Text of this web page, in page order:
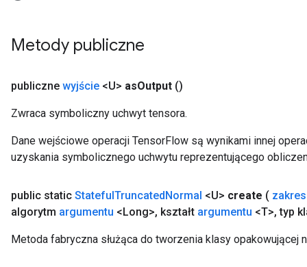
Metody publiczne
publiczne wyjście <U> asOutput ()
Zwraca symboliczny uchwyt tensora.
Dane wejściowe operacji TensorFlow są wynikami innej
uzyskania symbolicznego uchwytu reprezentującego
public static StatefulTruncatedNormal <U> create (
algorytm argumentu <Long>, kształt argumentu <T>, typ
Metoda fabryczna służąca do tworzenia klasy opakowującej